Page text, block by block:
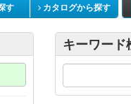
す カタログから探す
キーワード